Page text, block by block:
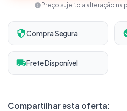
Preço sujeito a alteração na
Compra Segura
Frete Disponível
Compartilhar esta oferta: